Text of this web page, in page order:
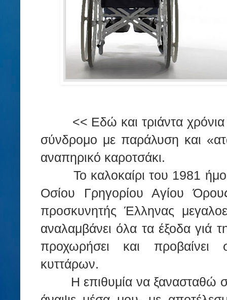
<< Εδώ και τριάντα
σύνδρομο με παράλυση και
αναπηρικό καροτσάκι.
Το καλοκαίρι του 1981
Οσίου Γρηγορίου Αγίου
προσκυνητής Έλληνας
αναλαμβάνει όλα τα έξοδα γιά
προχωρήσει και προβαίνει
κυττάρων.
Η επιθυμία να ξανασταθώ